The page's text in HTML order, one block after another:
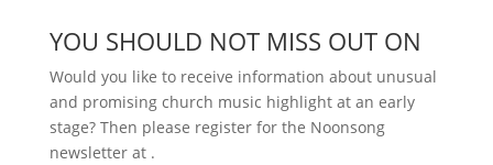
YOU SHOULD NOT MISS OUT ON
Would you like to receive information about unusual
and promising church music highlight at an early
stage? Then please register for the Noonsong
newsletter at .